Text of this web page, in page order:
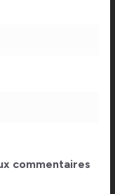
commentaires